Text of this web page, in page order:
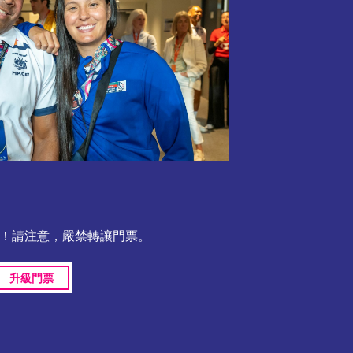
請注意，嚴禁轉讓門票。
升級門票